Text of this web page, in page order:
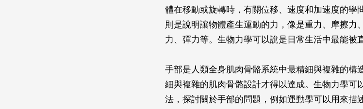
體在移動或旋轉時，有關位移、速度和加速度的學
則是說明讓物體產生運動的力，像是重力、摩擦力
力、彈力等。生物力學可以說是日常生活中最能被
手部是人類全身肌肉骨骼系統中最精細與複雜的構
細與複雜的肌肉骨骼設計才得以達成。生物力學可
法，探討關於手部的問題，例如運動學可以用來描